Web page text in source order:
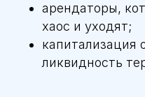
арендаторы,
хаос и уходят;
капитализация
ликвидность